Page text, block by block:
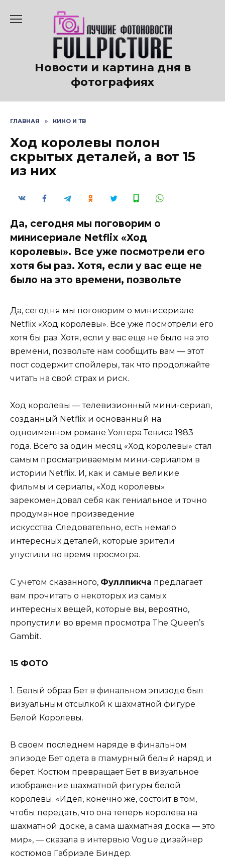
содержанию
Новости и картина дня в
фотографиях
ГЛАВНАЯ » КИНО И ТВ
Ход королевы полон
скрытых деталей, а вот 15
из них
Да, сегодня мы поговорим о
минисериале Netflix «Ход
королевы». Все уже посмотрели его
хотя бы раз. Хотя, если у вас еще не
было на это времени, позвольте
Да, сегодня мы поговорим о минисериале
Netflix «Ход королевы». Все уже посмотрели его
хотя бы раз. Хотя, если у вас еще не было на это
времени, позвольте нам сообщить вам — этот
пост содержит спойлеры, так что продолжайте
читать на свой страх и риск.
Ход королевы — телевизионный мини-сериал,
созданный Netflix и основанный на
одноименном романе Уолтера Тевиса 1983
года. Всего за один месяц «Ход королевы» стал
самым просматриваемым мини-сериалом в
истории Netflix. И, как и самые великие
фильмы и сериалы, «Ход королевы»
зарекомендовал себя как гениальное и точно
продуманное произведение
искусства. Следовательно, есть немало
интересных деталей, которые зрители
упустили во время просмотра.
С учетом сказанного, Фуллпикча предлагает
вам прочитать о некоторых из самых
интересных вещей, которые вы, вероятно,
пропустили во время просмотра The Queen’s
Gambit.
15 ФОТО
1. Белый образ Бет в финальном эпизоде был
визуальным отсылкой к шахматной фигуре
Белой Королевы.
В своем последнем наряде в финальном
эпизоде ​​Бет одета в гламурный белый наряд и
берет. Костюм превращает Бет в визуальное
изображение шахматной фигуры белой
королевы. «Идея, конечно же, состоит в том,
чтобы передать, что она теперь королева на
шахматной доске, а сама шахматная доска — это
мир», — сказала в интервью Vogue дизайнер
костюмов Габриэле Биндер.